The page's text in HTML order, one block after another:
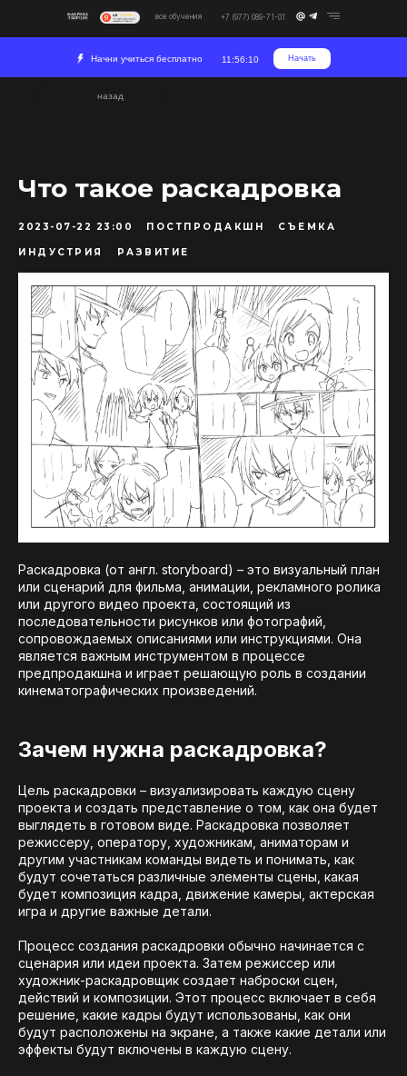
все обучения +7 (977) 089-71-01
11:56:09
Начни учиться бесплатно Начать
назад
Что такое раскадровка
2023-07-22 23:00 ПОСТПРОДАКШН СЪЕМКА
ИНДУСТРИЯ РАЗВИТИЕ
Раскадровка (от англ. storyboard) – это визуальный план
или сценарий для фильма, анимации, рекламного ролика
или другого видео проекта, состоящий из
последовательности рисунков или фотографий,
сопровождаемых описаниями или инструкциями. Она
является важным инструментом в процессе
предпродакшна и играет решающую роль в создании
кинематографических произведений.
Зачем нужна раскадровка?
Цель раскадровки – визуализировать каждую сцену
проекта и создать представление о том, как она будет
выглядеть в готовом виде. Раскадровка позволяет
режиссеру, оператору, художникам, аниматорам и
другим участникам команды видеть и понимать, как
будут сочетаться различные элементы сцены, какая
будет композиция кадра, движение камеры, актерская
игра и другие важные детали.
Процесс создания раскадровки обычно начинается с
сценария или идеи проекта. Затем режиссер или
художник-раскадровщик создает наброски сцен,
действий и композиции. Этот процесс включает в себя
решение, какие кадры будут использованы, как они
будут расположены на экране, а также какие детали или
эффекты будут включены в каждую сцену.